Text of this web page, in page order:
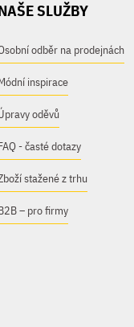
SLUŽBY
odběr na prodejnách
inspirace
oděvů
- časté dotazy
stažené z trhu
– pro firmy